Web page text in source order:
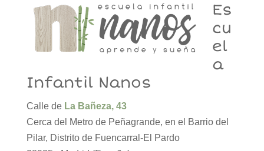
Es
cu
el
a
Infantil Nanos
Calle de La Bañeza, 43
Cerca del Metro de Peñagrande, en el Barrio del
Pilar, Distrito de Fuencarral-El Pardo